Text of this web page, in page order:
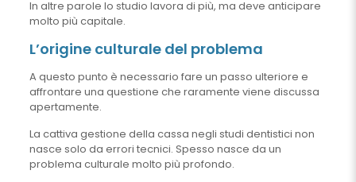
In altre parole lo studio lavora di più, ma deve anticipare
molto più capitale.
L’origine culturale del problema
A questo punto è necessario fare un passo ulteriore e
affrontare una questione che raramente viene discussa
apertamente.
La cattiva gestione della cassa negli studi dentistici non
nasce solo da errori tecnici. Spesso nasce da un
problema culturale molto più profondo.